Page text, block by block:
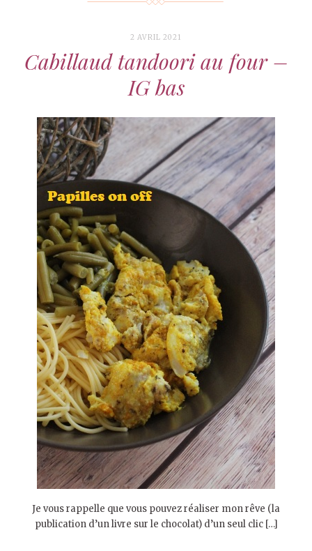
2 AVRIL 2021
Cabillaud tandoori au four –
IG bas
Je vous rappelle que vous pouvez réaliser mon rêve (la
publication d’un livre sur le chocolat) d’un seul clic […]